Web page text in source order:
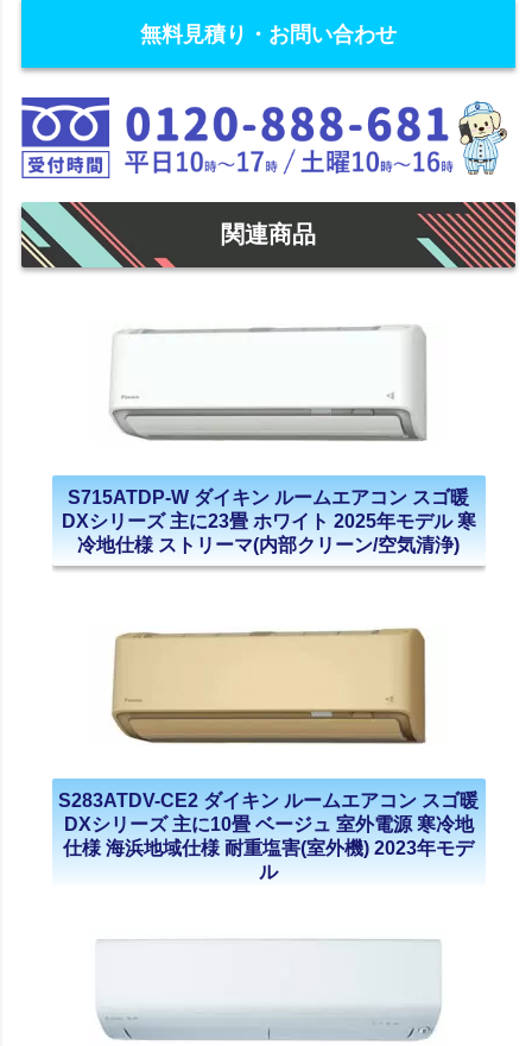
無料見積り・お問い合わせ
関連商品
S715ATDP-W ダイキン ルームエアコン スゴ暖
DXシリーズ 主に23畳 ホワイト 2025年モデル 寒
冷地仕様 ストリーマ(内部クリーン/空気清浄)
S283ATDV-CE2 ダイキン ルームエアコン スゴ暖
DXシリーズ 主に10畳 ベージュ 室外電源 寒冷地
仕様 海浜地域仕様 耐重塩害(室外機) 2023年モデ
ル